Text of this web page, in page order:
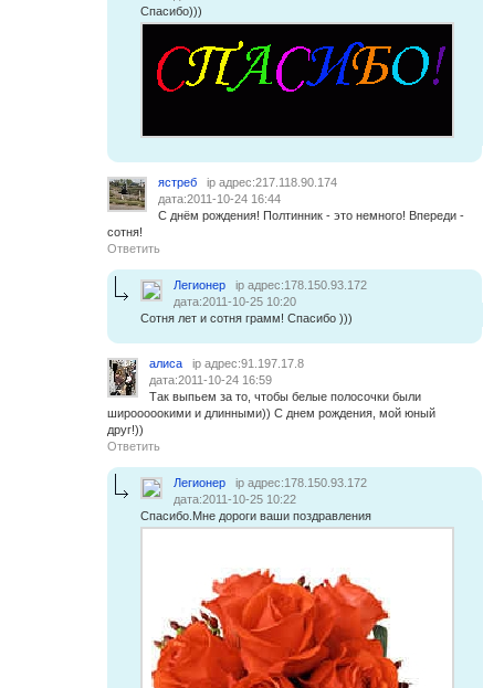
Спасибо)))
ястреб
ip адрес:217.118.90.174
дата:2011-10-24 16:44
С днём рождения! Полтинник - это немного! Впереди -
сотня!
Ответить
Легионер
ip адрес:178.150.93.172
дата:2011-10-25 10:20
Сотня лет и сотня грамм! Спасибо )))
алиса
ip адрес:91.197.17.8
дата:2011-10-24 16:59
Так выпьем за то, чтобы белые полосочки были
широоооокими и длинными)) С днем рождения, мой юный
друг!))
Ответить
Легионер
ip адрес:178.150.93.172
дата:2011-10-25 10:22
Спасибо.Мне дороги ваши поздравления